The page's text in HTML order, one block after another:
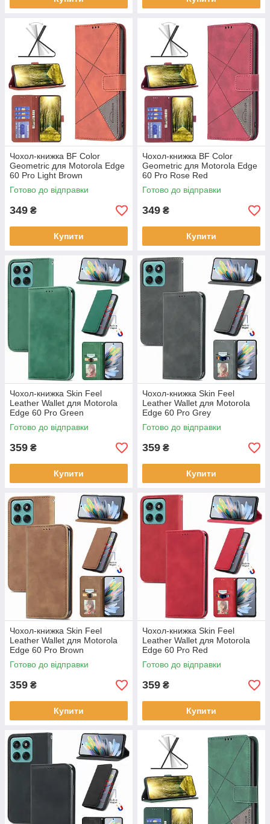
Чохол-книжка BF Color
Geometric для Motorola Edge
60 Pro Light Brown
Готово до відправки
349 ₴
Купити
Чохол-книжка BF Color
Geometric для Motorola Edge
60 Pro Rose Red
Готово до відправки
349 ₴
Купити
Чохол-книжка Skin Feel
Leather Wallet для Motorola
Edge 60 Pro Green
Готово до відправки
359 ₴
Купити
Чохол-книжка Skin Feel
Leather Wallet для Motorola
Edge 60 Pro Grey
Готово до відправки
359 ₴
Купити
Чохол-книжка Skin Feel
Leather Wallet для Motorola
Edge 60 Pro Brown
Готово до відправки
359 ₴
Купити
Чохол-книжка Skin Feel
Leather Wallet для Motorola
Edge 60 Pro Red
Готово до відправки
359 ₴
Купити